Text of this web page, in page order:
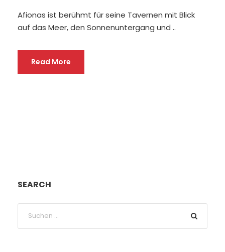
Afionas ist berühmt für seine Tavernen mit Blick
auf das Meer, den Sonnenuntergang und ..
Read More
SEARCH